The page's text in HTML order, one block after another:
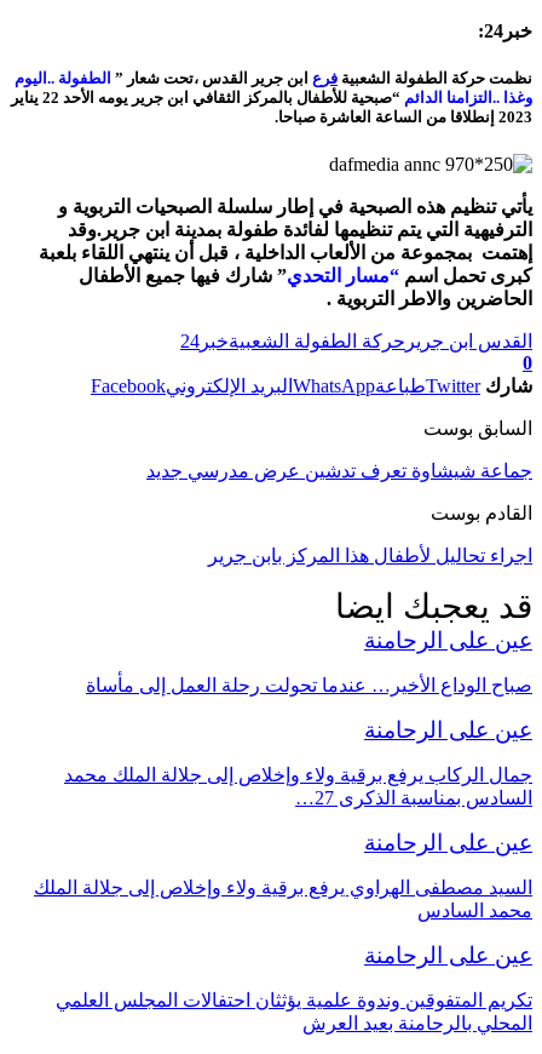
خبر24:
نظمت حركة الطفولة الشعبية فرع ابن جرير القدس ،تحت شعار ” الطفولة ..اليوم
وغذا ..التزامنا الدائم
“صبحية للأطفال بالمركز الثقافي ابن جرير يومه الأحد 22 يناير
2023 إنطلاقا من الساعة العاشرة صباحا.
يأتي تنظيم هذه الصبحية في إطار سلسلة الصبحيات التربوية و
الترفيهية التي يتم تنظيمها لفائدة طفولة بمدينة ابن جرير.وقد
إهتمت بمجموعة من الألعاب الداخلية ، قبل أن ينتهي اللقاء بلعبة
كبرى تحمل اسم “مسار التحدي” شارك فيها جميع الأطفال
الحاضرين والاطر التربوية .
القدس ابن جرير حركة الطفولة الشعبيةخبر24
0
شارك TwitterطباعةWhatsApp البريد الإلكترونيFacebook
السابق بوست
جماعة شيشاوة تعرف تدشين عرض مدرسي جديد
القادم بوست
اجراء تحاليل لأطفال هذا المركز بابن جرير
قد يعجبك ايضا
عين على الرحامنة
صباح الوداع الأخير… عندما تحولت رحلة العمل إلى مأساة
عين على الرحامنة
جمال الركاب يرفع برقية ولاء وإخلاص إلى جلالة الملك محمد
السادس بمناسبة الذكرى 27…
عين على الرحامنة
السيد مصطفى الهراوي يرفع برقية ولاء وإخلاص إلى جلالة الملك
محمد السادس
عين على الرحامنة
تكريم المتفوقين وندوة علمية يؤثثان احتفالات المجلس العلمي
المحلي بالرحامنة بعيد العرش